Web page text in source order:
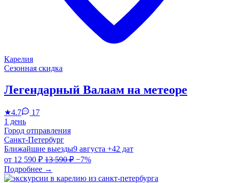
Карелия
Сезонная скидка
Легендарный Валаам на метеоре
★4.7
17
1 день
Город отправления
Санкт-Петербург
Ближайшие выезды9 августа +42 дат
от 12 590 ₽ 13 590 ₽ −7%
Подробнее →